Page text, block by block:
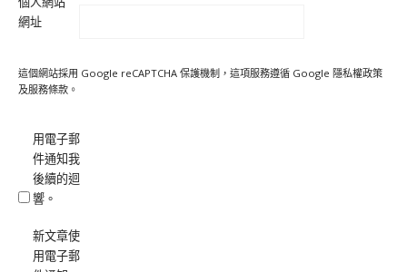
網址
這個網站採用 Google reCAPTCHA 保護機制，這項服務遵循 Google 隱私權政策
及服務條款 。
用電子郵
件通知我
後續的迴
響。
新文章使
用電子郵